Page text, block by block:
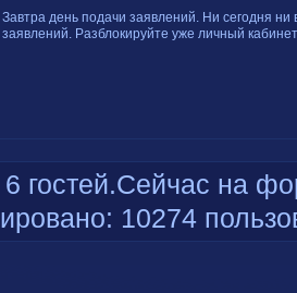
Завтра день подачи заявлений. Ни сегодня ни
заявлений. Разблокируйте уже личный
гостей.Сейчас на
10274